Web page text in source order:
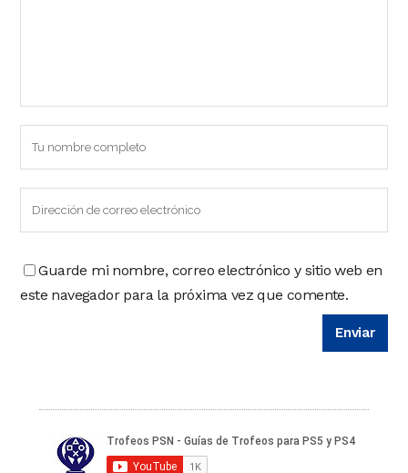
Guarde mi nombre, correo electrónico y sitio web en
este navegador para la próxima vez que comente.